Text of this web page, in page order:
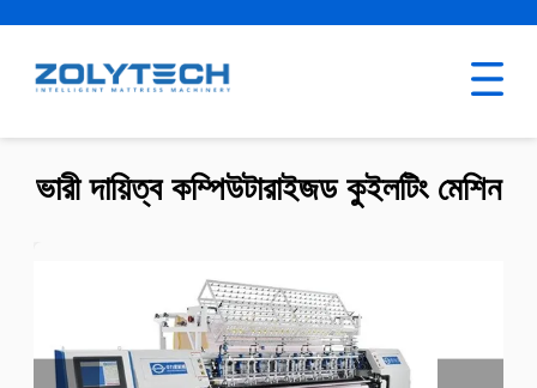
ভারী দায়িত্ব কম্পিউটারাইজড কুইলটিং মেশিন